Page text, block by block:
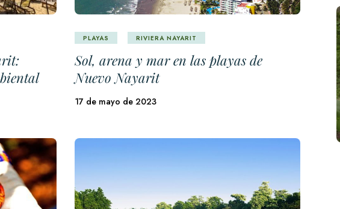
PLAYAS RIVIERA NAYARIT
Sol, arena y mar en las playas de
Nuevo Nayarit
17 de mayo de 2023